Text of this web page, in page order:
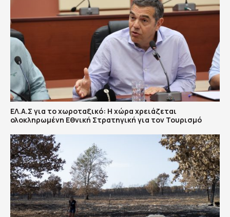
ΕΛ.Α.Σ για το χωροταξικό: Η χώρα χρειάζεται
ολοκληρωμένη Εθνική Στρατηγική για τον Τουρισμό